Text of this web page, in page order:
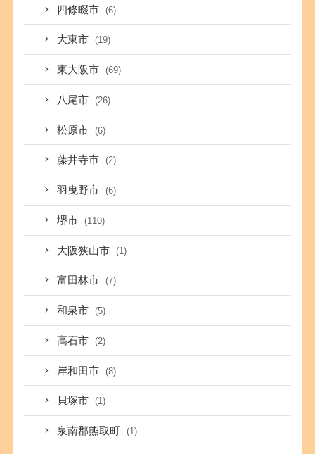
四條畷市 (6)
大東市 (19)
東大阪市 (69)
八尾市 (26)
松原市 (6)
藤井寺市 (2)
羽曳野市 (6)
堺市 (110)
大阪狭山市 (1)
富田林市 (7)
和泉市 (5)
高石市 (2)
岸和田市 (8)
貝塚市 (1)
泉南郡熊取町 (1)